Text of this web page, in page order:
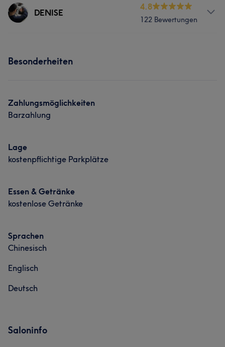
Services
DENISE
4.8
122 Bewertungen
Besonderheiten
Zahlungsmöglichkeiten
Barzahlung
Lage
kostenpflichtige Parkplätze
Essen & Getränke
kostenlose Getränke
Sprachen
Chinesisch
Englisch
Deutsch
Saloninfo